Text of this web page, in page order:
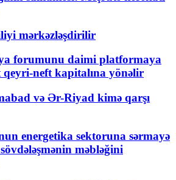
mərkəzləşdirilir
forumunu daimi platformaya
neft kapitalına yönəlir
və Ər-Riyad kimə qarşı
energetika sektoruna sərmayə
məbləğini